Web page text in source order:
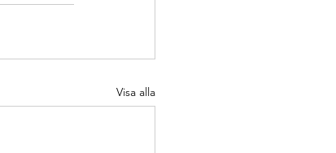
Visa alla